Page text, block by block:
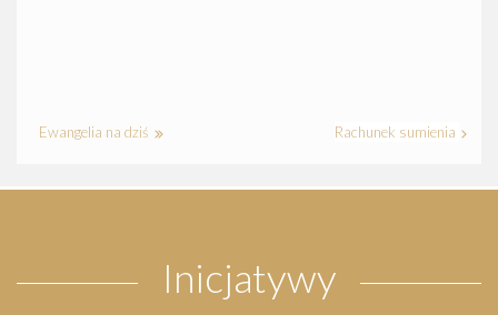
Ewangelia na dziś Rachunek sumienia
Inicjatywy